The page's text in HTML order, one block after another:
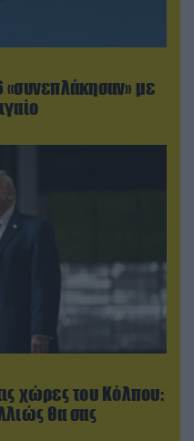
«συνεπλάκησαν» με
χώρες του Κόλπου:
θα σας